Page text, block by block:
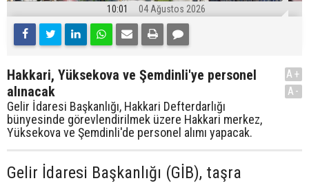
10:01 04 Ağustos 2026
Hakkari, Yüksekova ve Şemdinli'ye personel
alınacak
Gelir İdaresi Başkanlığı, Hakkari Defterdarlığı
bünyesinde görevlendirilmek üzere Hakkari merkez,
Yüksekova ve Şemdinli'de personel alımı yapacak.
A+
A-
Gelir İdaresi Başkanlığı (GİB), taşra